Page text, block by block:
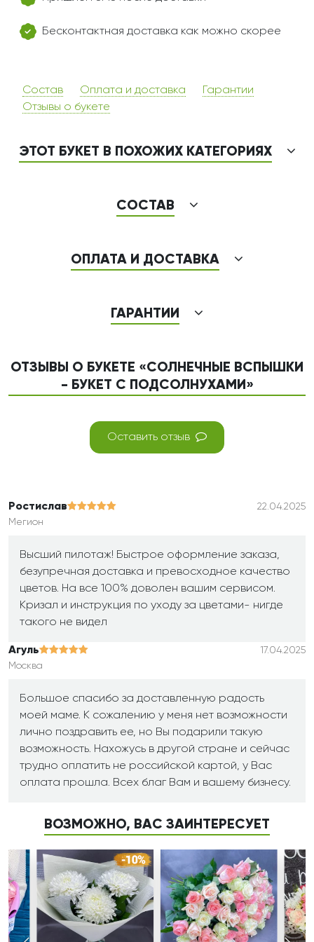
Бесконтактная доставка как можно скорее
Состав Оплата и доставка
Гарантии
Отзывы о букете
ЭТОТ БУКЕТ В ПОХОЖИХ КАТЕГОРИЯХ
СОСТАВ
ОПЛАТА И ДОСТАВКА
ГАРАНТИИ
ОТЗЫВЫ О БУКЕТЕ «СОЛНЕЧНЫЕ ВСПЫШКИ
- БУКЕТ С ПОДСОЛНУХАМИ»
Оставить отзыв
Ростислав
22.04.2025
Мегион
Высший пилотаж! Быстрое оформление заказа,
безупречная доставка и превосходное качество
цветов. На все 100% доволен вашим сервисом.
Кризал и инструкция по уходу за цветами- нигде
такого не видел
Агуль
17.04.2025
Москва
Большое спасибо за доставленную радость
моей маме. К сожалению у меня нет возможности
лично поздравить ее, но Вы подарили такую
возможность. Нахожусь в другой стране и сейчас
трудно оплатить не российской картой, у Вас
оплата прошла. Всех благ Вам и вашему бизнесу.
ВОЗМОЖНО, ВАС ЗАИНТЕРЕСУЕТ